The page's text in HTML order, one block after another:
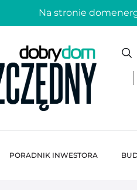
Na stronie
PORADNIK INWESTORA